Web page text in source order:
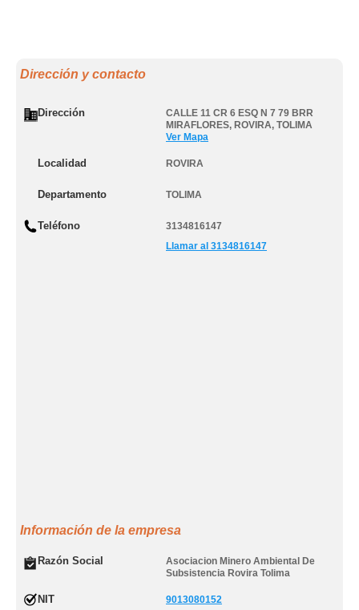
Dirección y contacto
Dirección
CALLE 11 CR 6 ESQ N 7 79 BRR
MIRAFLORES, ROVIRA, TOLIMA
Ver Mapa
Localidad ROVIRA
Departamento TOLIMA
Teléfono
3134816147
Llamar al 3134816147
Información de la empresa
Razón Social
Asociacion Minero Ambiental De
Subsistencia Rovira Tolima
NIT 9013080152